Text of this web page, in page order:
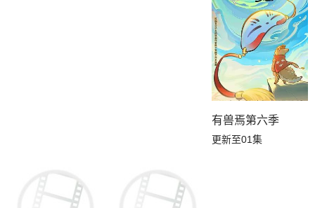
有兽焉第六季
更新至01集